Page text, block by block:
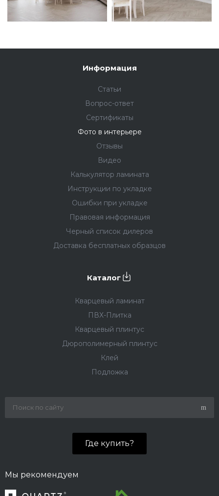
Информация
Статьи
Вопрос-ответ
Сертификаты
Фото в интерьере
Отзывы
Видео
Калькулятор ламината
Инструкции по укладке
Ошибки при укладке
Правовая информация
Черный список дилеров
Доставка бесплатных образцов
Каталог
Кварцевый ламинат
ПВХ-Плитка
Кварцевый плинтус
Дюрополимерный плинтус
Клей
Подложка
Где купить?
Мы рекомендуем